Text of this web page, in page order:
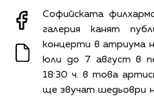
Софийската
галерия канят
концерти в атриума
юли до 7 август в
18:30 ч. в това
ще звучат шедьоври